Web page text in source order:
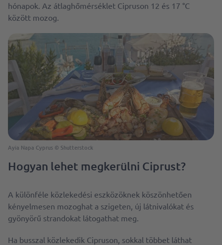
hónapok. Az átlaghőmérséklet Cipruson 12 és 17 °C
között mozog.
Ayia Napa Cyprus © Shutterstock
Hogyan lehet megkerülni Ciprust?
A különféle közlekedési eszközöknek köszönhetően
kényelmesen mozoghat a szigeten, új látnivalókat és
gyönyörű strandokat látogathat meg.
Ha busszal közlekedik Cipruson, sokkal többet láthat